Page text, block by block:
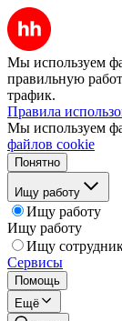
Мы используем
правильную
трафик.
Правила
Мы используем
файлов cookie
Понятно
Ищу работу
Ищу работу
Ищу работу
Ищу
Сервисы
Помощь
Ещё